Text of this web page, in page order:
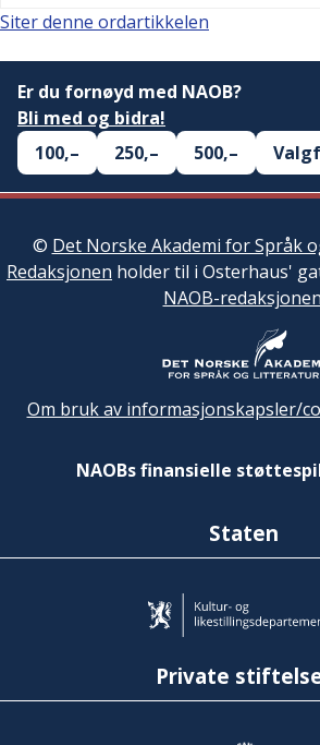
Siter denne ordartikkelen
Er du fornøyd med NAOB?
Bli med og bidra!
100,–
250,– 500,–
© Det Norske Akademi for Språk
Redaksjonen holder til i Osterhaus'
NAOB-redaksjonen
Om bruk av informasjonskapsler/
NAOBs finansielle
Staten
Private